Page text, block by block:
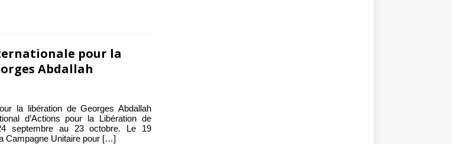
pour la
Abdallah
la libération de Georges Abdallah
d’Actions pour la Libération de
septembre au 23 octobre. Le 19
Campagne Unitaire pour […]